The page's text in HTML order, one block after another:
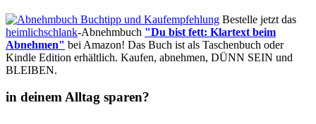
Bestelle jetzt das
heimlichschlank-Abnehmbuch "Du bist fett: Klartext beim
Abnehmen" bei Amazon! Das Buch ist als Taschenbuch oder
Kindle Edition erhältlich. Kaufen, abnehmen, DÜNN SEIN und
BLEIBEN.
in deinem Alltag sparen?